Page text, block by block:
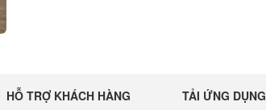
HỖ TRỢ KHÁCH HÀNG TẢI ỨNG DỤNG